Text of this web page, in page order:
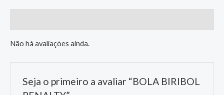
Não há avaliações ainda.
Seja o primeiro a avaliar “BOLA BIRIBOL